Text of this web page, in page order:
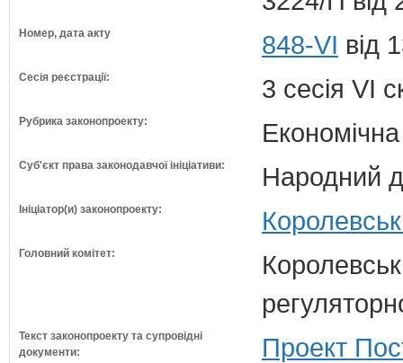
Номер, дата акту 848-VI від
Сесія реєстрації: 3 сесія VI
Рубрика законопроекту:
Суб'єкт права законодавчої ініціативи: Народний
Ініціатор(и) законопроекту:
Головний комітет:
Текст законопроекту та супровідні
документи:
Проект